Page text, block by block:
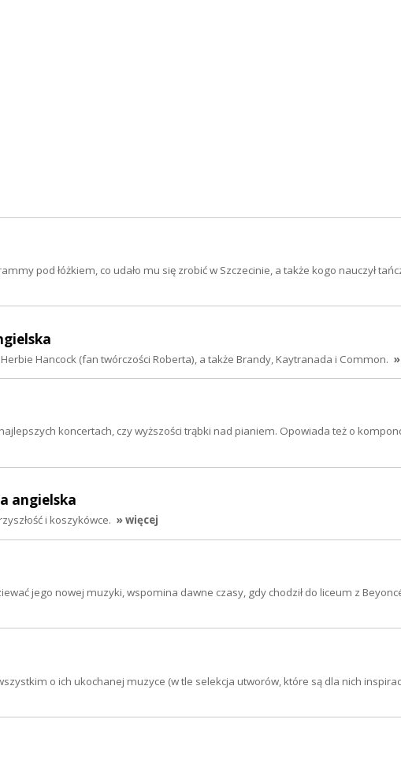
pod łóżkiem, co udało mu się zrobić w Szczecinie, a także kogo nauczył
Hancock (fan twórczości Roberta), a także Brandy, Kaytranada i Common.
koncertach, czy wyższości trąbki nad pianiem. Opowiada też o
angielska
i koszykówce. » więcej
jego nowej muzyki, wspomina dawne czasy, gdy chodził do liceum z
o ich ukochanej muzyce (w tle selekcja utworów, które są dla nich